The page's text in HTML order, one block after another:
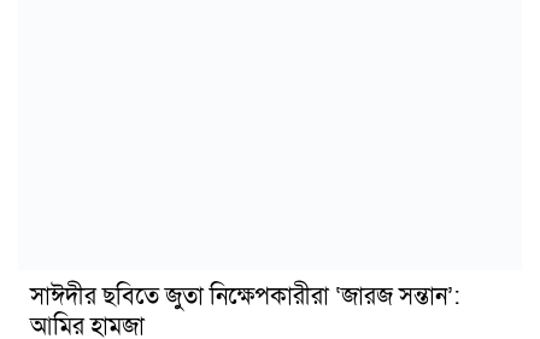
সাঈদীর ছবিতে জুতা নিক্ষেপকারীরা ‘জারজ সন্তান’:
আমির হামজা